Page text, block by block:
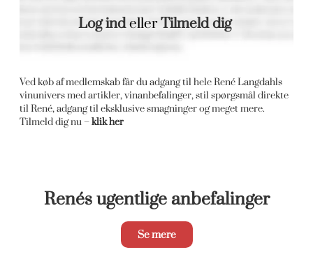
Log indellerTilmeld dig
Ved køb af medlemskab får du adgang til hele René Langdahls
vinunivers med artikler, vinanbefalinger, stil spørgsmål direkte
til René, adgang til eksklusive smagninger og meget mere.
Tilmeld dig nu –klik her
Renés ugentlige anbefalinger
Se mere